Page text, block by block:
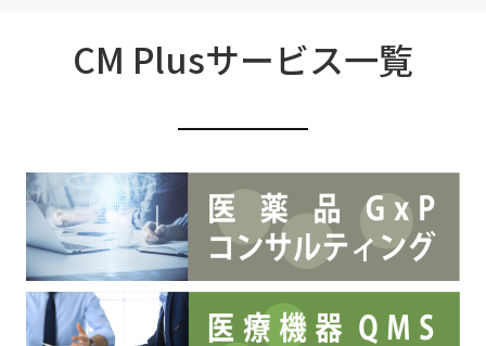
CM Plusサービス一覧